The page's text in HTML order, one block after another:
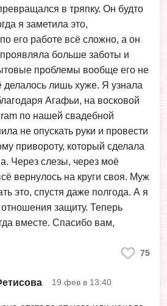
в тряпку. Он будто
я заметила это,
его работе всё сложно, а он
больше заботы и
проблемы вообще его не
делалось лишь хуже. Я узнала
Агафьи, на восковой
по нашей свадебной
не опускать руки и провести
привороту, который сделала
Через слезы, через моё
вернулось на круги своя. Муж
это, спустя даже полгода. А я
защиту. Теперь
вместе. Спасибо вам,
75
19 фев в 13:40